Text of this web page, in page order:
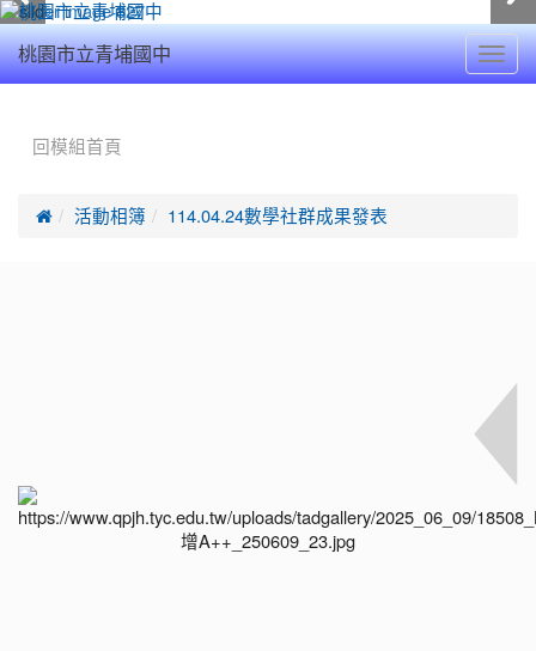
桃園市立青埔國中
回模組首頁
 活動相簿 114.04.24數學社群成果發表